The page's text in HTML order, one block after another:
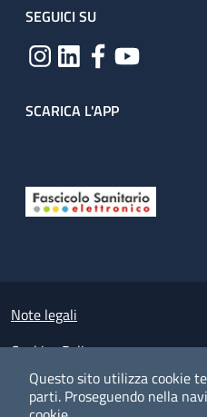
Questo sito utilizza cookie
parti. Proseguendo nella
SEGUICI SU
SCARICA L'APP
Small prints
Note legali
Cookies Policy
Policy privacy e protezione del